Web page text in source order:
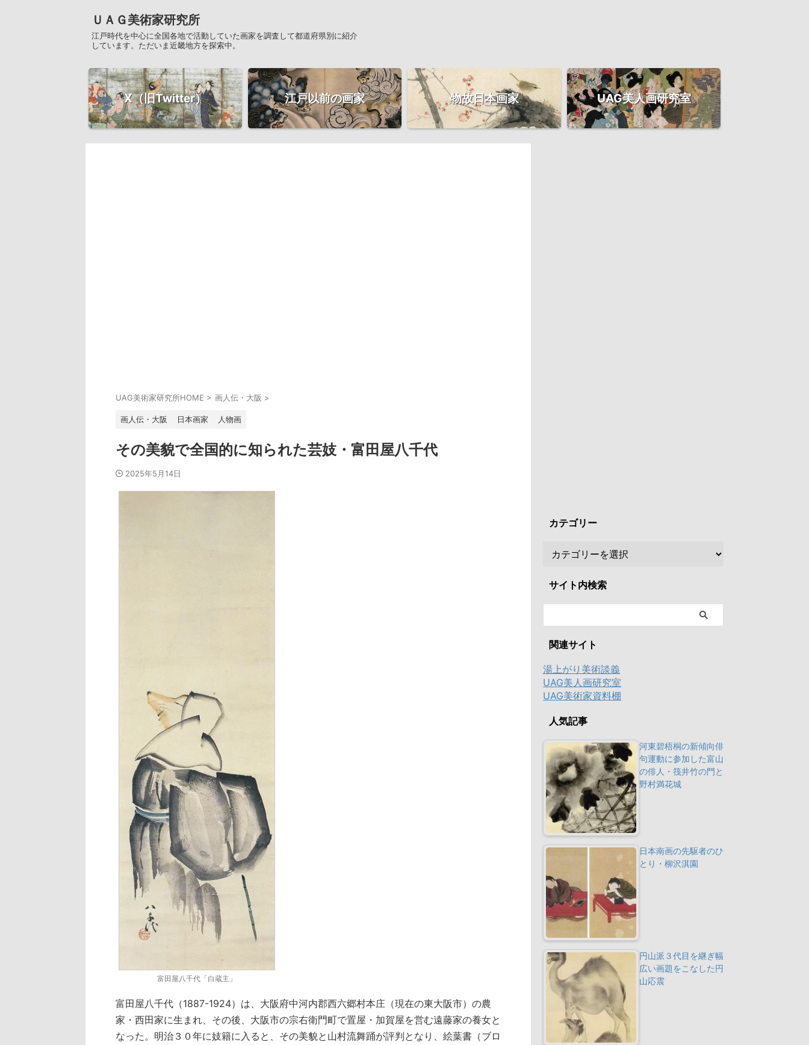
ＵＡＧ美術家研究所
江戸時代を中心に全国各地で活動していた画家を調査して都道府県別に紹介
しています。ただいま近畿地方を探索中。
X（旧Twitter） 江戸以前の画家 物故日本画家 UAG美人画研究室
UAG美術家研究所HOME > 画人伝・大阪 >
画人伝・大阪 日本画家 人物画
その美貌で全国的に知られた芸妓・富田屋八千代
2025年5月14日
富田屋八千代「白蔵主」
富田屋八千代（1887-1924）は、大阪府中河内郡西六郷村本庄（現在の東大阪市）の農
家・西田家に生まれ、その後、大阪市の宗右衛門町で置屋・加賀屋を営む遠藤家の養女と
なった。明治３０年に妓籍に入ると、その美貌と山村流舞踊が評判となり、絵葉書（ブロ
カテゴリー
サイト内検索
関連サイト
湯上がり美術談義
UAG美人画研究室
UAG美術家資料棚
人気記事
河東碧梧桐の新傾向俳
句運動に参加した富山
の俳人・筏井竹の門と
野村満花城
日本南画の先駆者のひ
とり・柳沢淇園
円山派３代目を継ぎ幅
広い画題をこなした円
山応震